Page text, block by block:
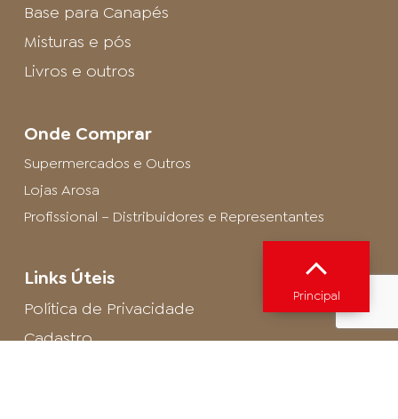
Base para Canapés
Misturas e pós
Livros e outros
Onde Comprar
Supermercados e Outros
Lojas Arosa
Profissional – Distribuidores e Representantes
Links Úteis
Política de Privacidade
Cadastro
Principal